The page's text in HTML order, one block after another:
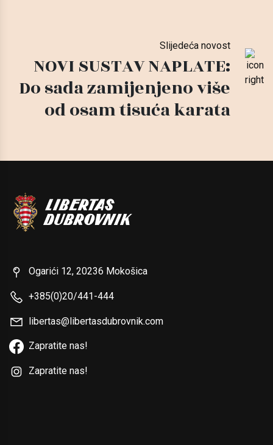
Slijedeća novost
NOVI SUSTAV NAPLATE:
Do sada zamijenjeno više
od osam tisuća karata
Ogarići 12, 20236 Mokošica
+385(0)20/441-444
libertas@libertasdubrovnik.com
Zapratite nas!
Zapratite nas!